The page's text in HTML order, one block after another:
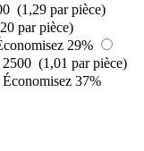
(1,29 par pièce)
par pièce)
29%
2500 (1,01 par pièce)
Économisez 37%